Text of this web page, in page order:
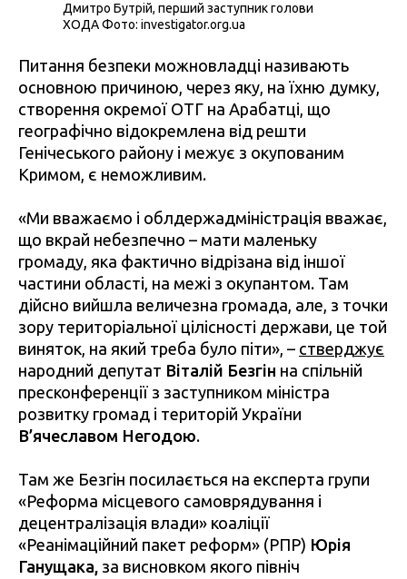
Дмитро Бутрій, перший заступник голови
ХОДА Фото: investigator.org.ua
Питання безпеки можновладці називають
основною причиною, через яку, на їхню думку,
створення окремої ОТГ на Арабатці, що
географічно відокремлена від решти
Генічеського району і межує з окупованим
Кримом, є неможливим.
«Ми вважаємо і облдержадміністрація вважає,
що вкрай небезпечно – мати маленьку
громаду, яка фактично відрізана від іншої
частини області, на межі з окупантом. Там
дійсно вийшла величезна громада, але, з точки
зору територіальної цілісності держави, це той
виняток, на який треба було піти», – стверджує
народний депутат Віталій Безгін на спільній
пресконференції з заступником міністра
розвитку громад і територій України
В’ячеславом Негодою.
Там же Безгін посилається на експерта групи
«Реформа місцевого самоврядування і
децентралізація влади» коаліції
«Реанімаційний пакет реформ» (РПР) Юрія
Ганущака, за висновком якого північ